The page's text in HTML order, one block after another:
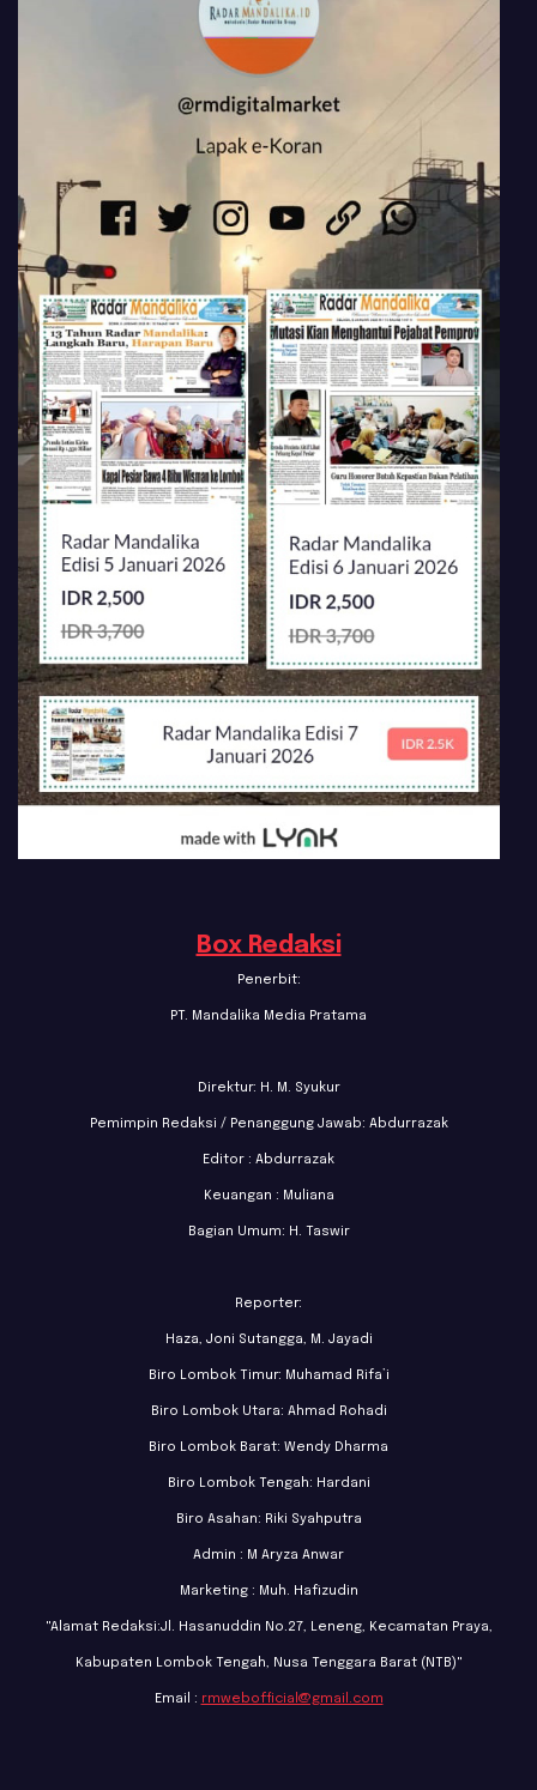
Box Redaksi
Penerbit:
PT. Mandalika Media Pratama
Direktur: H. M. Syukur
Pemimpin Redaksi / Penanggung Jawab: Abdurrazak
Editor : Abdurrazak
Keuangan : Muliana
Bagian Umum: H. Taswir
Reporter:
Haza, Joni Sutangga, M. Jayadi
Biro Lombok Timur: Muhamad Rifa’i
Biro Lombok Utara: Ahmad Rohadi
Biro Lombok Barat: Wendy Dharma
Biro Lombok Tengah: Hardani
Biro Asahan: Riki Syahputra
Admin : M Aryza Anwar
Marketing : Muh. Hafizudin
"Alamat Redaksi:Jl. Hasanuddin No.27, Leneng, Kecamatan Praya,
Kabupaten Lombok Tengah, Nusa Tenggara Barat (NTB)"
Email : rmwebofficial@gmail.com